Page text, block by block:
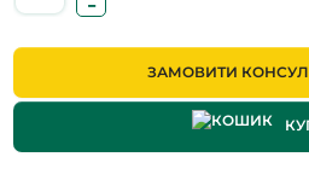
ЗАМОВИТИ